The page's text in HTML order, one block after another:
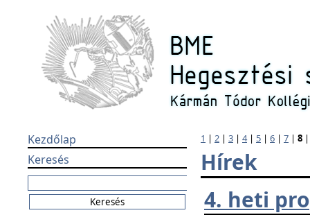
Kezdőlap
Keresés
1 | 2 | 3 | 4| 5 | 6 | 7 | 8
Hírek
4. heti